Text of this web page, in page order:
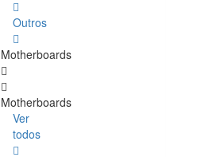
Outros
Motherboards
Motherboards
Ver
todos